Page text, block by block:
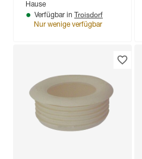
Hause
Verfügbar in Troisdorf
Nur wenige verfügbar